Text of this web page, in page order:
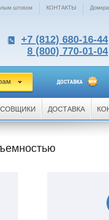
штоком КОНТАКТЫ
+7 (812) 680-16-44
8 (800) 770-01-04
ДОСТАВКА
ДОСТАВКА